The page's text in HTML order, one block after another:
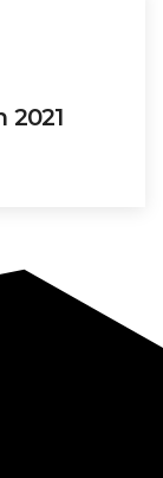
2021